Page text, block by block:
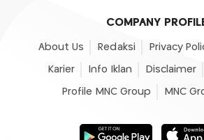
COMPANY
About Us Redaksi Privacy
Karier Info Iklan Disclaimer
Profile MNC Group MNC